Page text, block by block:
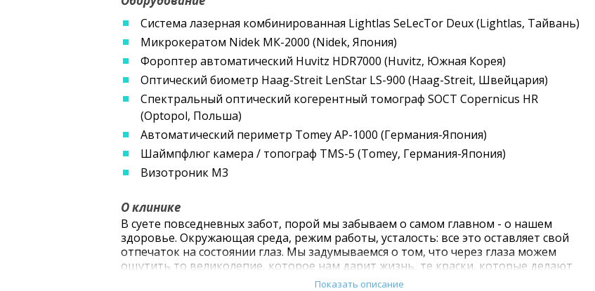
Система лазерная комбинированная Lightlas SeLecTor Deux (Lightlas, Тайвань)
Микрокератом Nidek МК-2000 (Nidek, Япония)
Фороптер автоматический Huvitz HDR7000 (Huvitz, Южная Корея)
Оптический биометр Haag-Streit LenStar LS-900 (Haag-Streit, Швейцария)
Спектральный оптический когерентный томограф SOCT Copernicus HR
(Optopol, Польша)
Автоматический периметр Tomey AP-1000 (Германия-Япония)
Шаймпфлюг камера / топограф TMS-5 (Tomey, Германия-Япония)
Визотроник M3
О клинике
В суете повседневных забот, порой мы забываем о самом главном - о нашем
здоровье. Окружающая среда, режим работы, усталость: все это оставляет свой
отпечаток на состоянии глаз. Мы задумываемся о том, что через глаза можем
ощутить то великолепие, которое нам дарит жизнь, те краски, которые делают
мир прекраснее, только когда начинаем хуже видеть. Для тех, кто хочет решить
Показать описание